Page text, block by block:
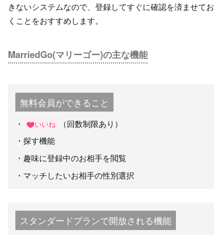
きないシステムなので、登録してすぐに確認を済ませてお
くことをおすすめします。
MarriedGo(マリーゴー)の主な機能
無料会員ができること
いいね
（回数制限あり）
探す機能
趣味に登録中のお相手を閲覧
マッチしたいお相手の性別選択
スタンダードプランで開放される機能